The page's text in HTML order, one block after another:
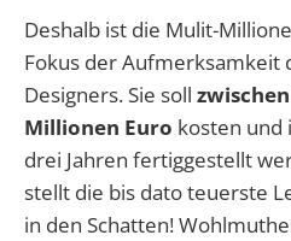
Deshalb ist die Mulit-
Fokus der Aufmerksamkeit
Designers. Sie soll
Millionen Euro kosten und
drei Jahren fertiggestellt
stellt die bis dato teuerste
in den Schatten!